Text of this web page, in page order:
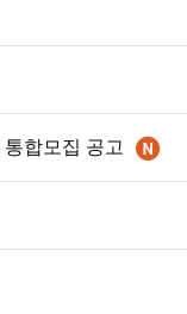
합모집 공고